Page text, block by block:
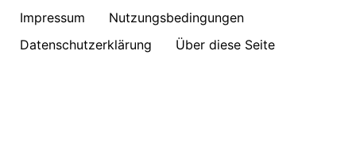
Impressum
Nutzungsbedingungen
Datenschutzerklärung
Über diese Seite